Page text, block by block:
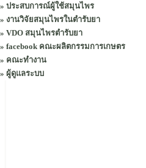
» ประสบการณ์ผู้ใช้สมุนไพร
» งานวิจัยสมุนไพรในตำรับยา
» VDO สมุนไพรตำรับยา
» facebook คณะผลิตกรรมการเกษตร
» คณะทำงาน
» ผู้ดูแลระบบ